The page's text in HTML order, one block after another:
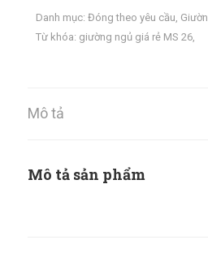
Danh mục: Đóng theo yêu cầu,
Từ khóa: giường ngủ giá rẻ MS 26,
Mô tả
Mô tả sản phẩm